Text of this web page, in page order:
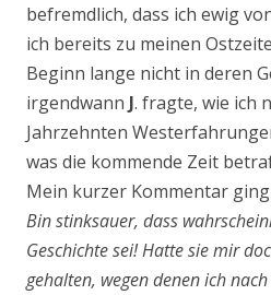
befremdlich, dass ich ewig
ich bereits zu meinen
Beginn lange nicht in deren
irgendwann J. fragte, wie ich
Jahrzehnten
was die kommende Zeit
Mein kurzer Kommentar
Bin stinksauer, dass
Geschichte sei! Hatte sie mir
gehalten, wegen denen ich